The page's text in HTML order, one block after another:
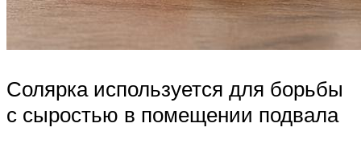
Солярка используется для борьбы
с сыростью в помещении подвала